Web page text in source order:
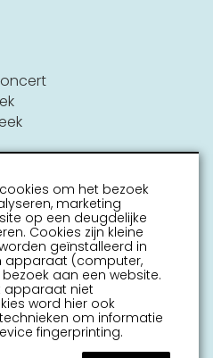
om het bezoek
marketing
op een deugdelijke
Cookies zijn kleine
geïnstalleerd in
apparaat (computer,
aan een website.
apparaat niet
word hier ook
om informatie
fingerprinting.